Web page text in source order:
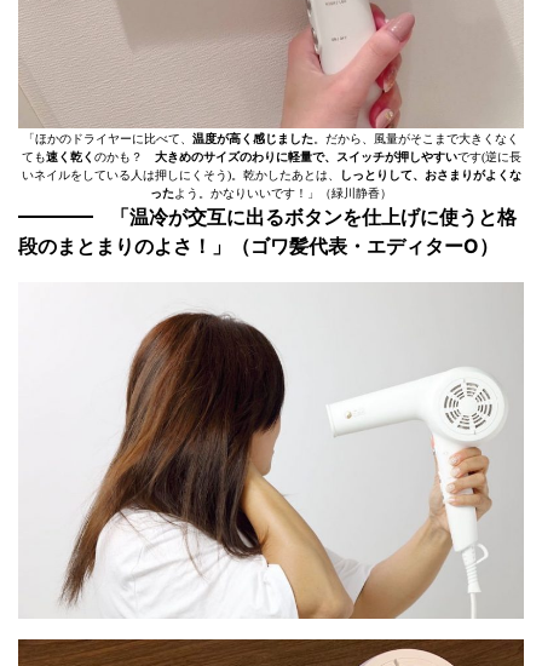
「ほかのドライヤーに比べて、 温度が高く感じました 。だから、風量がそこまで大きくなく
ても速く乾く のかも？ 大きめのサイズのわりに軽量で、スイッチが押しやすいです(逆に長
いネイルをしている人は押しにくそう)。乾かしたあとは、
しっとりして、おさまりがよくな
った よう。かなりいいです！」（緑川静香）
「温冷が交互に出るボタンを仕上げに使うと格
段のまとまりのよさ！」（ゴワ髪代表・エディターO）